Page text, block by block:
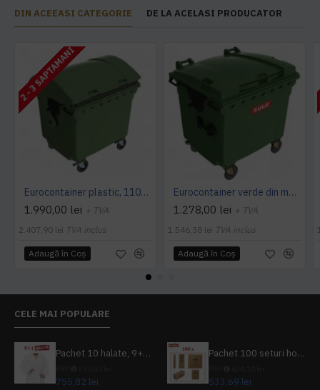
DIN ACEEASI CATEGORIE DE LA ACELASI PRODUCATOR
2 - 3 SAPTAMANI
Eurocontainer plastic, 1100 L, verde, capac rotund - Transport Inclus
1.990,00 lei + TVA
2.407,90 lei TVA inclus
Adaugă în Coş
Eurocontainer verde din material plastic, cu capac plat, SULO, 1100 l - Transport Inclus
1.278,00 lei + TVA
1.546,38 lei TVA inclus
Adaugă în Coş
CELE MAI POPULARE
Pachet 10 halate, 9+1 gratuit
755,82 lei
Pachet 100 seturi hoteliere, set dentar, set barbierit, casca de dus, pila unghii, set cusut
533,69 lei